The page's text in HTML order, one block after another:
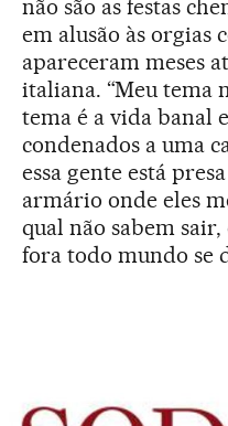
não são as festas
em alusão às orgias
apareceram meses
italiana. “Meu tema
tema é a vida banal
condenados a uma
essa gente está
armário onde eles
qual não sabem
fora todo mundo se